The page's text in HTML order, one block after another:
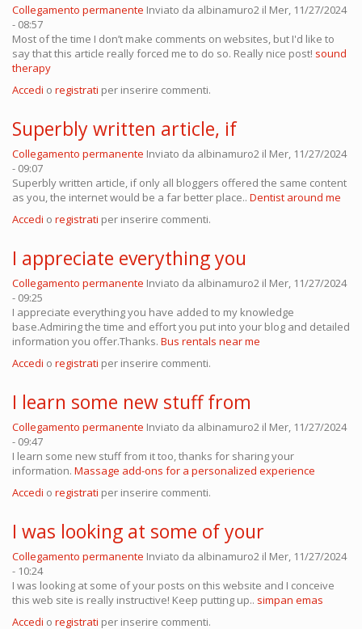
Collegamento permanente Inviato da albinamuro2 il Mer, 11/27/2024
- 08:57
Most of the time I don’t make comments on websites, but I'd like to
say that this article really forced me to do so. Really nice post! sound
therapy
Accedi o registrati per inserire commenti.
Superbly written article, if
Collegamento permanente Inviato da albinamuro2 il Mer, 11/27/2024
- 09:07
Superbly written article, if only all bloggers offered the same content
as you, the internet would be a far better place.. Dentist around me
Accedi o registrati per inserire commenti.
I appreciate everything you
Collegamento permanente Inviato da albinamuro2 il Mer, 11/27/2024
- 09:25
I appreciate everything you have added to my knowledge
base.Admiring the time and effort you put into your blog and detailed
information you offer.Thanks. Bus rentals near me
Accedi o registrati per inserire commenti.
I learn some new stuff from
Collegamento permanente Inviato da albinamuro2 il Mer, 11/27/2024
- 09:47
I learn some new stuff from it too, thanks for sharing your
information. Massage add-ons for a personalized experience
Accedi o registrati per inserire commenti.
I was looking at some of your
Collegamento permanente Inviato da albinamuro2 il Mer, 11/27/2024
- 10:24
I was looking at some of your posts on this website and I conceive
this web site is really instructive! Keep putting up.. simpan emas
Accedi o registrati per inserire commenti.